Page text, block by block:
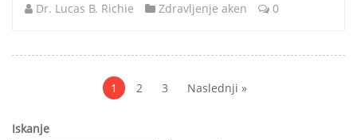
Dr. Lucas B. Richie Zdravljenje aken 0
Paginacija1 2 3 Naslednji »
Iskanje